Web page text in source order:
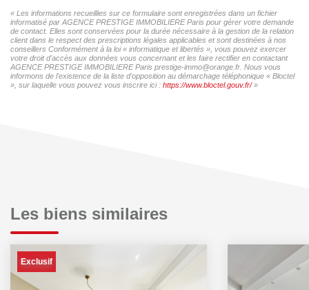
« Les informations recueillies sur ce formulaire sont enregistrées dans un fichier
informatisé par AGENCE PRESTIGE IMMOBILIERE Paris pour gérer votre demande
de contact. Elles sont conservées pour la durée nécessaire à la gestion de la relation
client dans le respect des prescriptions légales applicables et sont destinées à nos
conseillers Conformément à la loi « informatique et libertés », vous pouvez exercer
votre droit d'accès aux données vous concernant et les faire rectifier en contactant
AGENCE PRESTIGE IMMOBILIERE Paris prestige-immo@orange.fr. Nous vous
informons de l'existence de la liste d'opposition au démarchage téléphonique « Bloctel
», sur laquelle vous pouvez vous inscrire ici : https://www.bloctel.gouv.fr/»
Les biens similaires
Exclusif